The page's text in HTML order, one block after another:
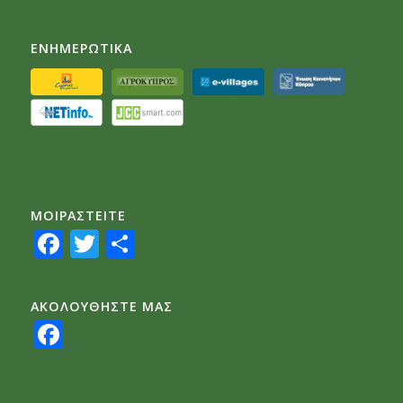
ΕΝΗΜΕΡΩΤΙΚΑ
ΜΟΙΡΑΣTEITE
Facebook
Twitter
Share
ΑΚΟΛΟΥΘΗΣΤΕ ΜΑΣ
Facebook